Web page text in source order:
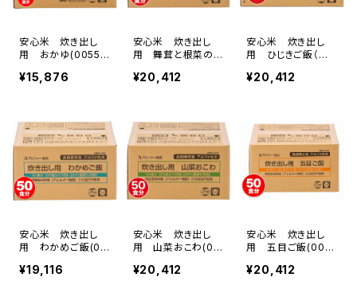
安心米 炊き出し
用 おかゆ(00551
¥15,876
安心米 炊き出し
用 舞茸と根菜のお
00529)
¥20,412
安心米 炊き出し
用 ひじきご飯（玄
¥20,412
安心米 炊き出し
用 わかめご飯(00
¥19,116
安心米 炊き出し
用 山菜おこわ(00
¥20,412
安心米 炊き出し
用 五目ご飯(004
¥20,412